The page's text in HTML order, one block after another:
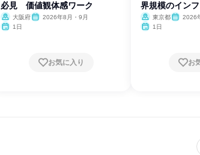
必見 価値観体感ワーク
大阪府
2026年8月・9月
1日
お気に入り
界規模のイン
✨
東京都
2026
1日
お